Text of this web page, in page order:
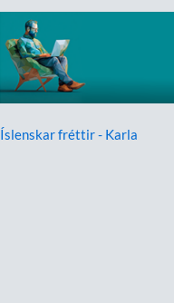
Íslenskar fréttir - Karla